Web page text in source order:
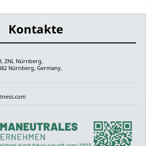
Kontakte
ZNL Nürnberg,
Nürnberg, Germany,